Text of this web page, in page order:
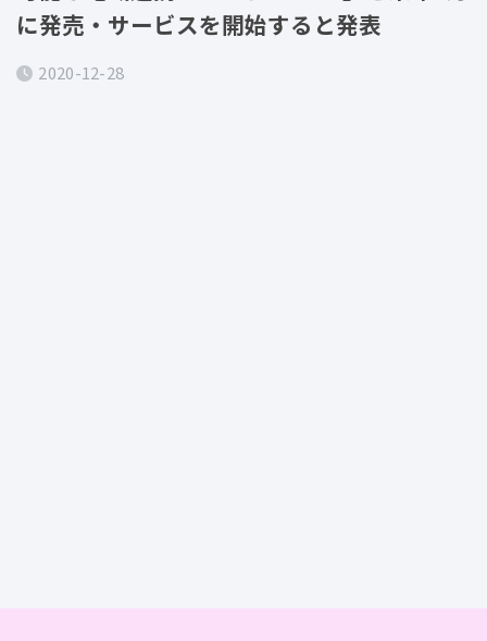
に発売・サービスを開始すると発表
2020-12-28